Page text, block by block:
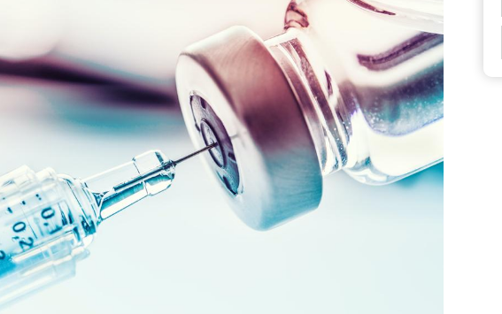
finalement être bénéfique
Grossesse et chaleur : ce
que dit la science
Le smartphone nuit-il à
l'apprentissage de la
lecture ?
Mordue par une tique en
vacances, elle reste dans
le coma pendant 42 jours
Mordue par un
barracuda, une petite fille
secourue grâce à un
réflexe essentiel
Légionellose en Suisse :
quelle est l’origine de la
contamination ?